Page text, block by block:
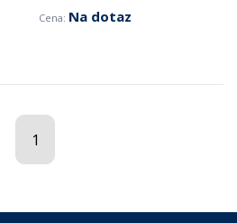
Na dotaz
1